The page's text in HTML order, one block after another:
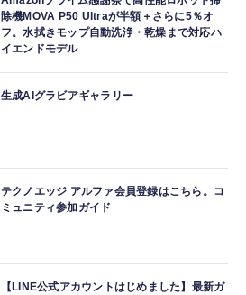
除機MOVA P50 Ultraが半額＋さらに5％オ
フ。水拭きモップ自動洗浄・乾燥まで対応ハ
イエンドモデル
生成AIグラビアギャラリー
テクノエッジ アルファ会員登録はこちら。コ
ミュニティ参加ガイド
【LINE公式アカウントはじめました】最新ガ